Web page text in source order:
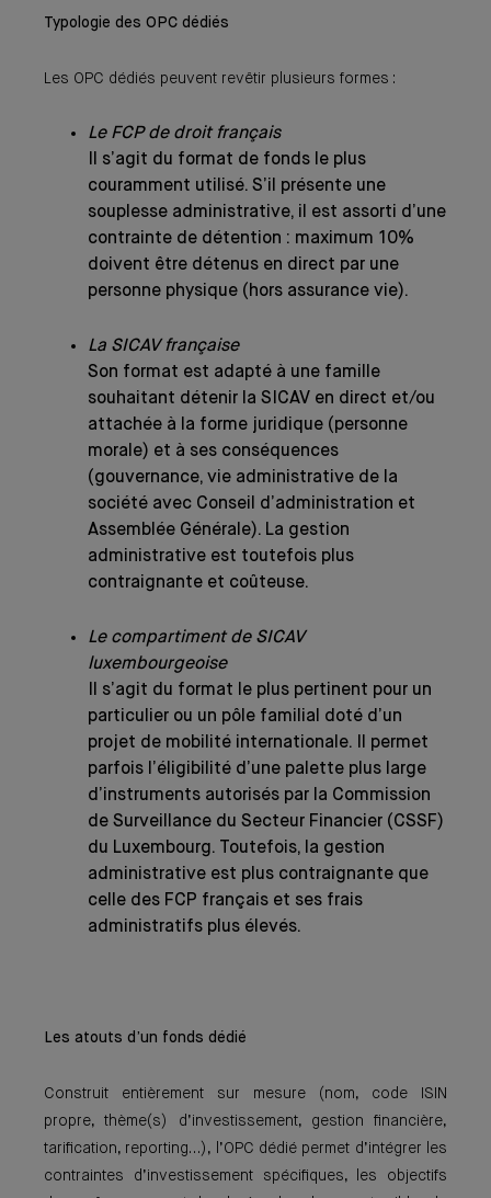
Typologie des OPC dédiés
Les OPC dédiés peuvent revêtir plusieurs formes :
Le FCP de droit français
Il s’agit du format de fonds le plus
couramment utilisé. S’il présente une
souplesse administrative, il est assorti d’une
contrainte de détention : maximum 10%
doivent être détenus en direct par une
personne physique (hors assurance vie).
La SICAV française
Son format est adapté à une famille
souhaitant détenir la SICAV en direct et/ou
attachée à la forme juridique (personne
morale) et à ses conséquences
(gouvernance, vie administrative de la
société avec Conseil d’administration et
Assemblée Générale). La gestion
administrative est toutefois plus
contraignante et coûteuse.
Le compartiment de SICAV
luxembourgeoise
Il s’agit du format le plus pertinent pour un
particulier ou un pôle familial doté d’un
projet de mobilité internationale. Il permet
parfois l’éligibilité d’une palette plus large
d’instruments autorisés par la Commission
de Surveillance du Secteur Financier (CSSF)
du Luxembourg. Toutefois, la gestion
administrative est plus contraignante que
celle des FCP français et ses frais
administratifs plus élevés.
Les atouts d’un fonds dédié
Construit entièrement sur mesure (nom, code ISIN
propre, thème(s) d’investissement, gestion financière,
tarification, reporting…), l’OPC dédié permet d’intégrer les
contraintes d’investissement spécifiques, les objectifs